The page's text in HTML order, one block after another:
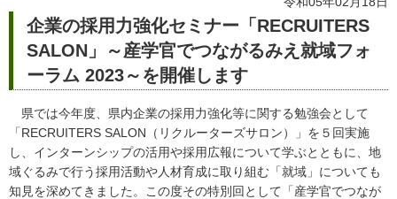
企業の採用力強化セミナー「RECRUITERS
SALON」～産学官でつながるみえ就域フォ
ーラム 2023～を開催します
県では今年度、県内企業の採用力強化等に関する勉強会として
「RECRUITERS SALON（リクルーターズサロン）」を５回実施
し、インターンシップの活用や採用広報について学ぶとともに、地
域ぐるみで行う採用活動や人材育成に取り組む「就域」についても
知見を深めてきました。この度その特別回として「産学官でつなが